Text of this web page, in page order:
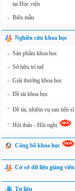
tại Học viện
» Biểu mẫu
Nghiên cứu khoa học
» Sản phẩm khoa học
» Sở hữu trí tuệ
» Giải thưởng khoa học
» Đề tài khoa học
» Đề tài, nhiệm vụ sau tiến sĩ
» Hội thảo - Hội nghị
Công bố khoa học
Cơ sở dữ liệu giảng viên
Tư liệu